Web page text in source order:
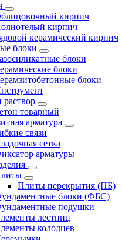
кирпич
кирпич
керамический кирпич
блоки
блоки
блоки
блоки
раствор
товарный
арматура
связи
сетка
арматуры
Плиты перекрытия (ПБ)
блоки (ФБС)
подушки
лестниц
колодцев